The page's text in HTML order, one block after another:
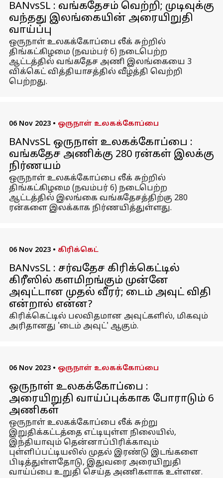
BANvsSL : வங்கதேசம் வெற்றி; முடிவுக்கு
வந்தது இலங்கையின் அரையிறுதி
வாய்ப்பு
ஒருநாள் உலகக்கோப்பை லீக் சுற்றில்
திங்கட்கிழமை (நவம்பர் 6) நடைபெற்ற
ஆட்டத்தில் வங்கதேச அணி இலங்கையை 3
விக்கெட் வித்தியாசத்தில் வீழ்த்தி வெற்றி
பெற்றது.
06 Nov 2023 • ஒருநாள் உலகக்கோப்பை
BANvsSL ஒருநாள் உலகக்கோப்பை :
வங்கதேச அணிக்கு 280 ரன்கள் இலக்கு
நிர்ணயம்
ஒருநாள் உலகக்கோப்பை லீக் சுற்றில்
திங்கட்கிழமை (நவம்பர் 6) நடைபெற்ற
ஆட்டத்தில் இலங்கை வங்கதேசத்திற்கு 280
ரன்களை இலக்காக நிர்ணயித்துள்ளது.
06 Nov 2023 • கிரிக்கெட்
BANvsSL : சர்வதேச கிரிக்கெட்டில்
கிரீஸில் களமிறங்கும் முன்னே
அவுட்டான முதல் வீரர்; டைம் அவுட் விதி
என்றால் என்ன?
கிரிக்கெட்டில் பலவிதமான அவுட்களில், மிகவும்
அரிதானது 'டைம் அவுட்' ஆகும்.
06 Nov 2023 • ஒருநாள் உலகக்கோப்பை
ஒருநாள் உலகக்கோப்பை :
அரையிறுதி வாய்ப்புக்காக போராடும் 6
அணிகள்
ஒருநாள் உலகக்கோப்பை லீக் சுற்று
இறுதிக்கட்டத்தை எட்டியுள்ள நிலையில்,
இந்தியாவும் தென்னாப்பிரிக்காவும்
புள்ளிப்பட்டியலில் முதல் இரண்டு இடங்களை
பிடித்துள்ளதோடு, இதுவரை அரையிறுதி
வாய்ப்பை உறுதி செய்த அணிகளாக உள்ளன.